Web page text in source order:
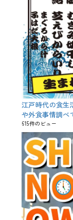
江戸時代の食生
や外食事情調べ
615件のビュー